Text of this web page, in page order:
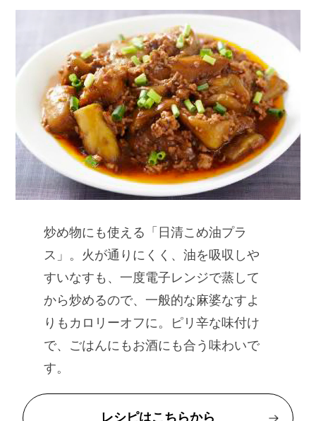
炒め物にも使える「日清こめ油プラ
ス」。火が通りにくく、油を吸収しや
すいなすも、一度電子レンジで蒸して
から炒めるので、一般的な麻婆なすよ
りもカロリーオフに。ピリ辛な味付け
で、ごはんにもお酒にも合う味わいで
す。
レシピはこちらから